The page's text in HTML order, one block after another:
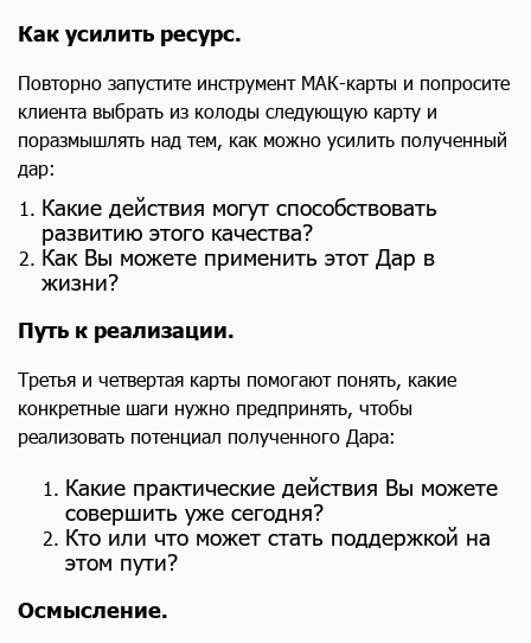
Как усилить ресурс.
Повторно запустите инструмент МАК-карты и попросите
клиента выбрать из колоды следующую карту и
поразмышлять над тем, как можно усилить полученный
дар:
Какие действия могут способствовать
развитию этого качества?
Как Вы можете применить этот Дар в
жизни?
Путь к реализации.
Третья и четвертая карты помогают понять, какие
конкретные шаги нужно предпринять, чтобы
реализовать потенциал полученного Дара:
Какие практические действия Вы можете
совершить уже сегодня?
Кто или что может стать поддержкой на
этом пути?
Осмысление.